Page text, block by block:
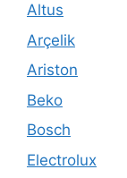
Altus
Arçelik
Ariston
Beko
Bosch
Electrolux